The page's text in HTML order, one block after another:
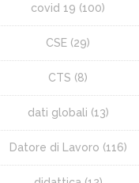
covid 19 (100)
CSE (29)
CTS (8)
dati globali (13)
Datore di Lavoro (116)